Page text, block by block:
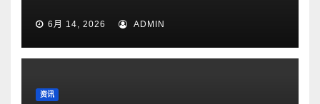
6月 14, 2026 ADMIN
资讯